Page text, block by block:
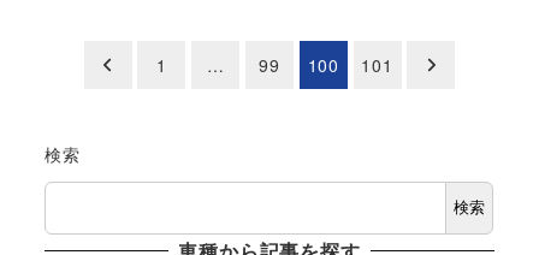
の
1 … 99 100 101
検索
検索